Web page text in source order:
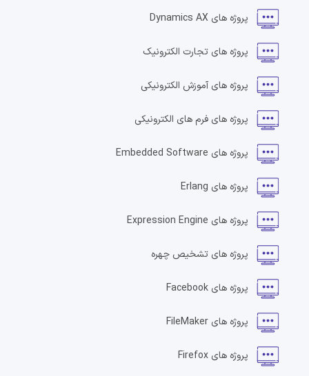
پروژه های Dynamics AX
پروژه های تجارت الکترونیک
پروژه های آموزش الکترونیکی
پروژه های فرم های الکترونیکی
پروژه های Embedded Software
پروژه های Erlang
پروژه های Expression Engine
پروژه های تشخیص چهره
پروژه های Facebook
پروژه های FileMaker
پروژه های Firefox